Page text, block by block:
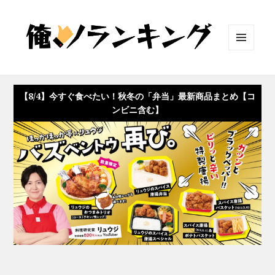
ット
【8/4】今すぐ食べたい！秋冬の「弁当」最新商品まとめ【コ
ンビニ含む】